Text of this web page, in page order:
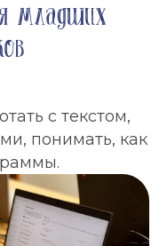
младших
с текстом,
понимать, как